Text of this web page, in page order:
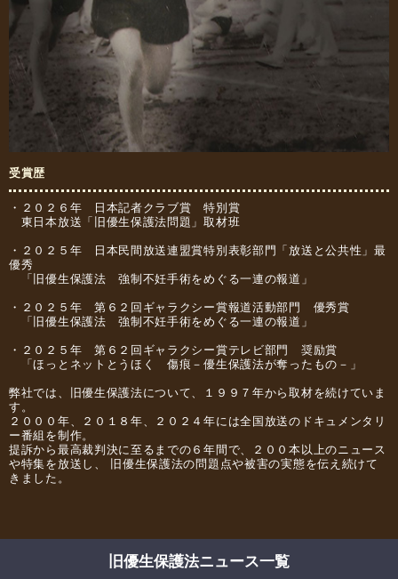
受賞歴
・２０２６年 日本記者クラブ賞 特別賞
東日本放送「旧優生保護法問題」取材班
・２０２５年 日本民間放送連盟賞特別表彰部門「放送と公共性」最
優秀
「旧優生保護法 強制不妊手術をめぐる一連の報道」
・２０２５年 第６２回ギャラクシー賞報道活動部門 優秀賞
「旧優生保護法 強制不妊手術をめぐる一連の報道」
・２０２５年 第６２回ギャラクシー賞テレビ部門 奨励賞
「ほっとネットとうほく 傷痕－優生保護法が奪ったもの－」
弊社では、旧優生保護法について、１９９７年から取材を続けていま
す。
２０００年、２０１８年、２０２４年には全国放送のドキュメンタリ
ー番組を制作。
提訴から最高裁判決に至るまでの６年間で、２００本以上のニュース
や特集を放送し、 旧優生保護法の問題点や被害の実態を伝え続けて
きました。
旧優生保護法ニュース一覧